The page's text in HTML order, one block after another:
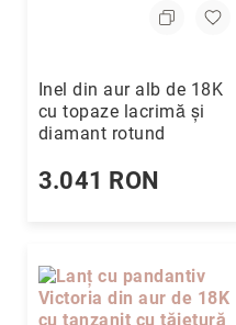
Inel din aur alb de 18K
cu topaze lacrimă și
diamant rotund
3.041 RON